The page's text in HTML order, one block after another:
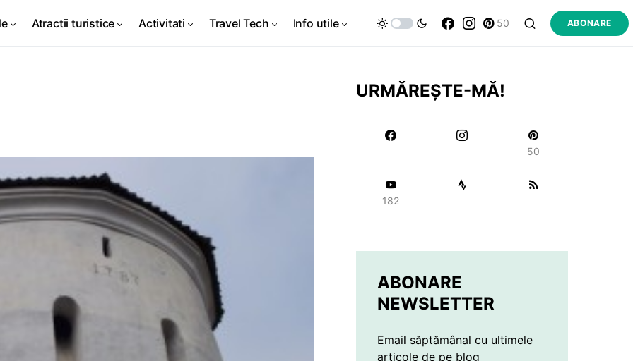
Atractii turistice Activitati Travel Tech Info utile 50 ABONARE
URMĂREȘTE-MĂ!
50
182
ABONARE
NEWSLETTER
Email săptămânal cu ultimele
articole de pe blog